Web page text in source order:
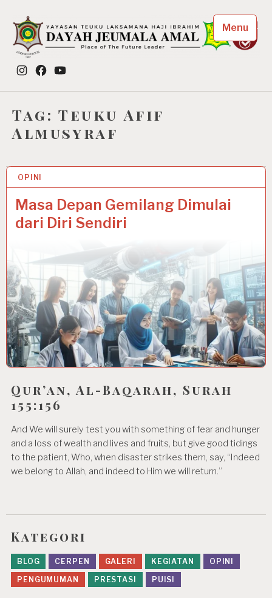
content
Dayah Jeumala Amal
Place of The Future Leader
Instagram
FacebookYouTube
Menu
Tag: Teuku Afif
Almusyraf
OPINI
Masa Depan Gemilang Dimulai
dari Diri Sendiri
16 NOV 2025
Qur’an, Al-Baqarah, Surah
155:156
And We will surely test you with something of fear and hunger
and a loss of wealth and lives and fruits, but give good tidings
to the patient, Who, when disaster strikes them, say, “Indeed
we belong to Allah, and indeed to Him we will return.”
Kategori
BLOG CERPEN GALERI KEGIATAN
OPINI
PENGUMUMAN
PRESTASI PUISI